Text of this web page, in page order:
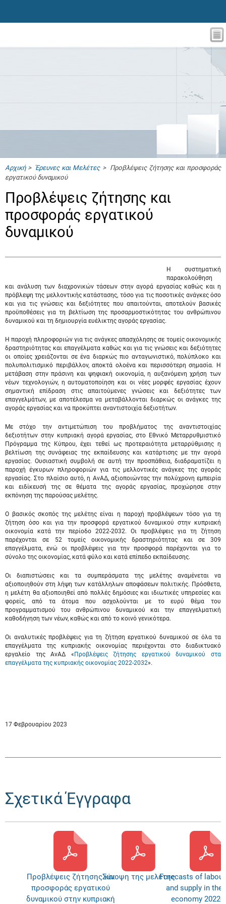
Αρχική>Έρευνες και Μελέτες> Προβλέψεις ζήτησης και προσφοράς
εργατικού δυναμικού
Προβλέψεις ζήτησης και
προσφοράς εργατικού
δυναμικού
Η συστηματική
παρακολούθηση
και ανάλυση των διαχρονικών τάσεων στην αγορά εργασίας καθώς και η
πρόβλεψη της μελλοντικής κατάστασης, τόσο για τις ποσοτικές ανάγκες όσο
και για τις γνώσεις και δεξιότητες που απαιτούνται, αποτελούν βασικές
προϋποθέσεις για τη βελτίωση της προσαρμοστικότητας του ανθρώπινου
δυναμικού και τη δημιουργία ευέλικτης αγοράς εργασίας.
Η παροχή πληροφοριών για τις ανάγκες απασχόλησης σε τομείς οικονομικής
δραστηριότητας και επαγγέλματα καθώς και για τις γνώσεις και δεξιότητες
οι οποίες χρειάζονται σε ένα διαρκώς πιο ανταγωνιστικό, πολύπλοκο και
πολυπολιτισμικό περιβάλλον, αποκτά ολοένα και περισσότερη σημασία. Η
μετάβαση στην πράσινη και ψηφιακή οικονομία, η αυξανόμενη χρήση των
νέων τεχνολογιών, η αυτοματοποίηση και οι νέες μορφές εργασίας έχουν
σημαντική επίδραση στις απαιτούμενες γνώσεις και δεξιότητες των
επαγγελμάτων, με αποτέλεσμα να μεταβάλλονται διαρκώς οι ανάγκες της
αγοράς εργασίας και να προκύπτει αναντιστοιχία δεξιοτήτων.
Με στόχο την αντιμετώπιση του προβλήματος της αναντιστοιχίας
δεξιοτήτων στην κυπριακή αγορά εργασίας, στο Εθνικό Μεταρρυθμιστικό
Πρόγραμμα της Κύπρου, έχει τεθεί ως προτεραιότητα μεταρρύθμισης η
βελτίωση της συνάφειας της εκπαίδευσης και κατάρτισης με την αγορά
εργασίας. Ουσιαστική συμβολή σε αυτή την προσπάθεια, διαδραματίζει η
παροχή έγκυρων πληροφοριών για τις μελλοντικές ανάγκες της αγοράς
εργασίας. Στο πλαίσιο αυτό, η ΑνΑΔ, αξιοποιώντας την πολύχρονη εμπειρία
και ειδίκευσή της σε θέματα της αγοράς εργασίας, προχώρησε στην
εκπόνηση της παρούσας μελέτης.
Ο βασικός σκοπός της μελέτης είναι η παροχή προβλέψεων τόσο για τη
ζήτηση όσο και για την προσφορά εργατικού δυναμικού στην κυπριακή
οικονομία κατά την περίοδο 2022-2032. Οι προβλέψεις για τη ζήτηση
παρέχονται σε 52 τομείς οικονομικής δραστηριότητας και σε 309
επαγγέλματα, ενώ οι προβλέψεις για την προσφορά παρέχονται για το
σύνολο της οικονομίας, κατά φύλο και κατά επίπεδο εκπαίδευσης.
Οι διαπιστώσεις και τα συμπεράσματα της μελέτης αναμένεται να
αξιοποιηθούν στη λήψη των κατάλληλων αποφάσεων πολιτικής. Πρόσθετα,
η μελέτη θα αξιοποιηθεί από πολλές δημόσιες και ιδιωτικές υπηρεσίες και
φορείς, από τα άτομα που ασχολούνται με το ευρύ θέμα του
προγραμματισμού του ανθρώπινου δυναμικού και την επαγγελματική
καθοδήγηση των νέων, καθώς και από το κοινό γενικότερα.
Οι αναλυτικές προβλέψεις για τη ζήτηση εργατικού δυναμικού σε όλα τα
επαγγέλματα της κυπριακής οικονομίας περιέχονται στο διαδικτυακό
εργαλείο της ΑνΑΔ « Προβλέψεις ζήτησης εργατικού δυναμικού στα
επαγγέλματα της κυπριακής οικονομίας 2022-2032».
17 Φεβρουαρίου 2023
Σχετικά Έγγραφα
Προβλέψεις ζήτησης και
προσφοράς εργατικού
δυναμικού στην κυπριακή
Σύνοψη της μελέτηςForecasts of
and supply in the
economy 2022-